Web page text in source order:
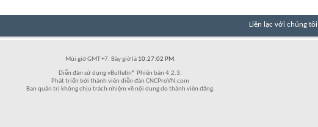
Liên lạc với chúng tôi
Múi giờ GMT +7. Bây giờ là 10:27:02 PM.
Diễn đàn sử dụng vBulletin® Phiên bản 4.2.3.
Phát triển bởi thành viên diễn đàn CNCProVN.com
Ban quản trị không chịu trách nhiệm về nội dung do thành viên đăng.